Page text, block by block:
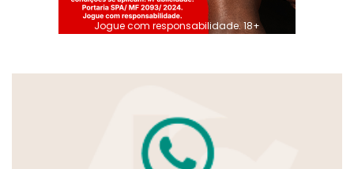
Jogue com responsabilidade. 18+